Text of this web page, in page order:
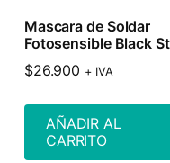
Mascara de Soldar
Fotosensible Black
$26.900 + IVA
AÑADIR AL
CARRITO